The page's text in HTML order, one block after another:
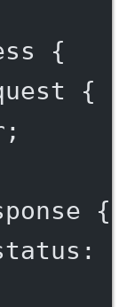
{
{
;
{
: